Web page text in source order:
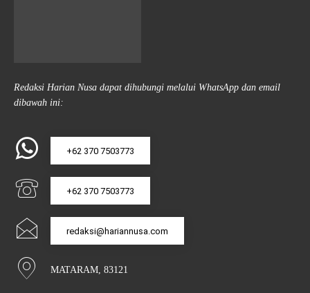
Redaksi Harian Nusa dapat dihubungi melalui WhatsApp dan email
dibawah ini:
+62 370 7503773
+62 370 7503773
redaksi@hariannusa.com
MATARAM, 83121